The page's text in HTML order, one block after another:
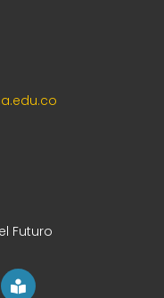
Futuro